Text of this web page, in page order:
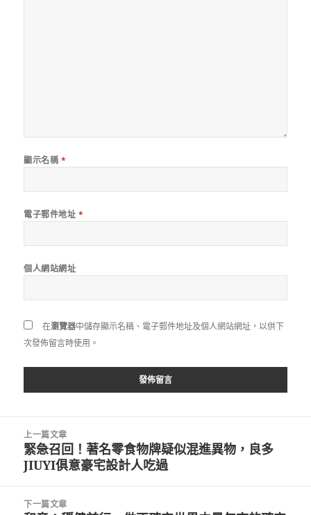
顯示名稱 *
電子郵件地址 *
個人網站網址
在瀏覽器中儲存顯示名稱、電子郵件地址及個人網站網址，以供下
次發佈留言時使用。
上一篇文章
上
一
文
緊急召回！著名零食物牌疑似混進異物，良多
JIUYI俱意豪宅設計人吃過
下一篇文章